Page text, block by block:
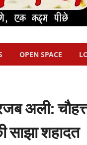
OPEN SPACE
अली:
साझा शहादत